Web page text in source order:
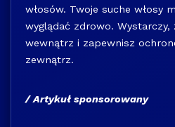
włosów. Twoje suche włosy
wyglądać zdrowo. Wystarczy,
wewnątrz i zapewnisz
zewnątrz.
/ Artykuł sponsorowany